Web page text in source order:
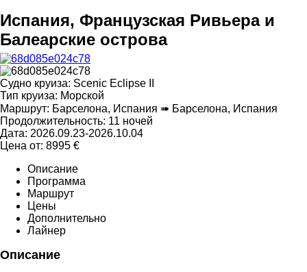
Испания, Французская Ривьера и
Балеарские острова
Судно круиза: Scenic Eclipse II
Тип круиза: Морской
Маршрут: Барселона, Испания ➠ Барселона, Испания
Продолжительность: 11 ночей
Дата: 2026.09.23-2026.10.04
Цена от: 8995 €
Описание
Программа
Маршрут
Цены
Дополнительно
Лайнер
Описание